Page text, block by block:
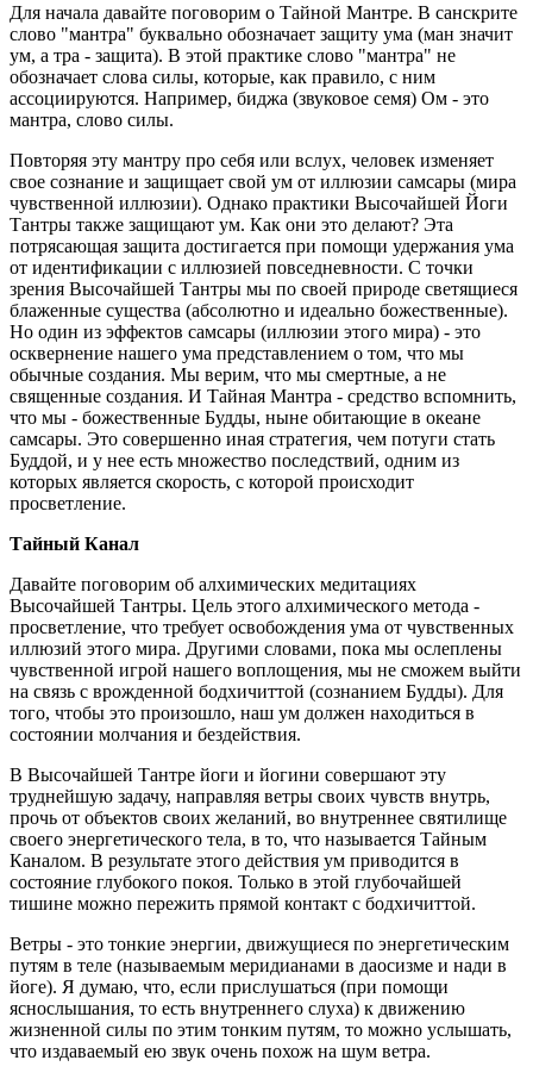
Для начала давайте поговорим о Тайной Мантре. В санскрите
слово "мантра" буквально обозначает защиту ума (ман значит
ум, а тра - защита). В этой практике слово "мантра" не
обозначает слова силы, которые, как правило, с ним
ассоциируются. Например, биджа (звуковое семя) Ом - это
мантра, слово силы.
Повторяя эту мантру про себя или вслух, человек изменяет
свое сознание и защищает свой ум от иллюзии самсары (мира
чувственной иллюзии). Однако практики Высочайшей Йоги
Тантры также защищают ум. Как они это делают? Эта
потрясающая защита достигается при помощи удержания ума
от идентификации с иллюзией повседневности. С точки
зрения Высочайшей Тантры мы по своей природе светящиеся
блаженные существа (абсолютно и идеально божественные).
Но один из эффектов самсары (иллюзии этого мира) - это
осквернение нашего ума представлением о том, что мы
обычные создания. Мы верим, что мы смертные, а не
священные создания. И Тайная Мантра - средство вспомнить,
что мы - божественные Будды, ныне обитающие в океане
самсары. Это совершенно иная стратегия, чем потуги стать
Буддой, и у нее есть множество последствий, одним из
которых является скорость, с которой происходит
просветление.
Тайный Канал
Давайте поговорим об алхимических медитациях
Высочайшей Тантры. Цель этого алхимического метода -
просветление, что требует освобождения ума от чувственных
иллюзий этого мира. Другими словами, пока мы ослеплены
чувственной игрой нашего воплощения, мы не сможем выйти
на связь с врожденной бодхичиттой (сознанием Будды). Для
того, чтобы это произошло, наш ум должен находиться в
состоянии молчания и бездействия.
В Высочайшей Тантре йоги и йогини совершают эту
труднейшую задачу, направляя ветры своих чувств внутрь,
прочь от объектов своих желаний, во внутреннее святилище
своего энергетического тела, в то, что называется Тайным
Каналом. В результате этого действия ум приводится в
состояние глубокого покоя. Только в этой глубочайшей
тишине можно пережить прямой контакт с бодхичиттой.
Ветры - это тонкие энергии, движущиеся по энергетическим
путям в теле (называемым меридианами в даосизме и нади в
йоге). Я думаю, что, если прислушаться (при помощи
яснослышания, то есть внутреннего слуха) к движению
жизненной силы по этим тонким путям, то можно услышать,
что издаваемый ею звук очень похож на шум ветра.